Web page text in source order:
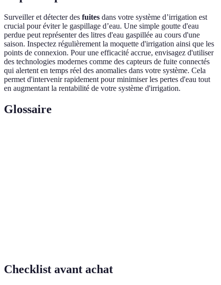
Surveiller et détecter des fuites dans votre système d’irrigation est
crucial pour éviter le gaspillage d’eau. Une simple goutte d'eau
perdue peut représenter des litres d'eau gaspillée au cours d'une
saison. Inspectez régulièrement la moquette d'irrigation ainsi que les
points de connexion. Pour une efficacité accrue, envisagez d'utiliser
des technologies modernes comme des capteurs de fuite connectés
qui alertent en temps réel des anomalies dans votre système. Cela
permet d'intervenir rapidement pour minimiser les pertes d'eau tout
en augmentant la rentabilité de votre système d'irrigation.
Glossaire
Checklist avant achat